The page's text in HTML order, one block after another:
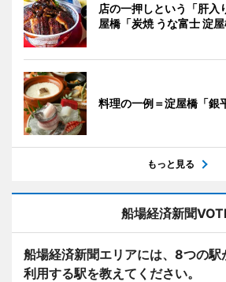
店の一押しという「肝入
屋橋「炭焼 うな富士 淀屋
料理の一例＝淀屋橋「銀
もっと見る
船場経済新聞
船場経済新聞エリアには、8つの駅
利用する駅を教えてください。